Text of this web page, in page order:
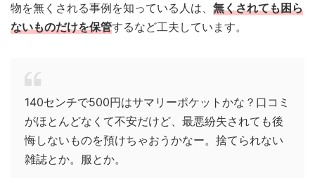
物を無くされる事例を知っている人は、 無くされても困ら
ないものだけを保管するなど工夫しています。
140センチで500円はサマリーポケットかな？口コミ
がほとんどなくて不安だけど、最悪紛失されても後
悔しないものを預けちゃおうかなー。捨てられない
雑誌とか。服とか。